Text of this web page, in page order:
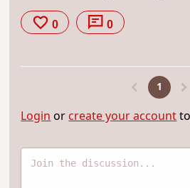
0 0
1
Loginorcreate your account